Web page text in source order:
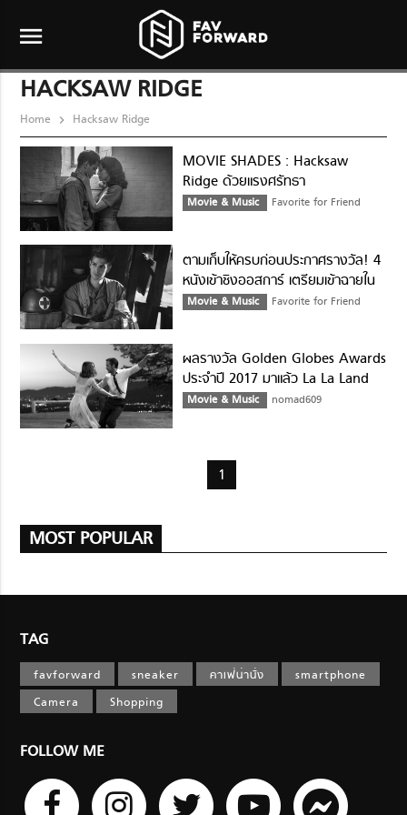
menu
HACKSAW RIDGE
Home Hacksaw Ridge
MOVIE SHADES : Hacksaw
Ridge ด้วยแรงศรัทธา
Movie & Music Favorite for Friend
ตามเก็บให้ครบก่อนประกาศรางวัล! 4
หนังเข้าชิงออสการ์ เตรียมเข้าฉายใน
เดือนนี้
Movie & Music Favorite for Friend
ผลรางวัล Golden Globes Awards
ประจำปี 2017 มาแล้ว La La Land
มาแรงคว้า 7 รางวัล
Movie & Music nomad609
1
MOST POPULAR
TAG
favforward sneaker คาเฟ่น่านั่ง
smartphone
Camera
Shopping
FOLLOW ME